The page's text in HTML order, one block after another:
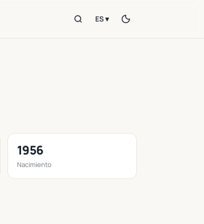
ES ▾
1956
Nacimiento